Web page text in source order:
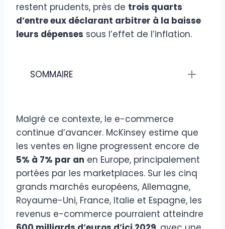
restent prudents, près de trois quarts
d’entre eux déclarant arbitrer à la baisse
leurs dépenses sous l’effet de l’inflation.
SOMMAIRE
Malgré ce contexte, le e-commerce
continue d’avancer. McKinsey estime que
les ventes en ligne progressent encore de
5% à 7% par an en Europe, principalement
portées par les marketplaces. Sur les cinq
grands marchés européens, Allemagne,
Royaume-Uni, France, Italie et Espagne, les
revenus e-commerce pourraient atteindre